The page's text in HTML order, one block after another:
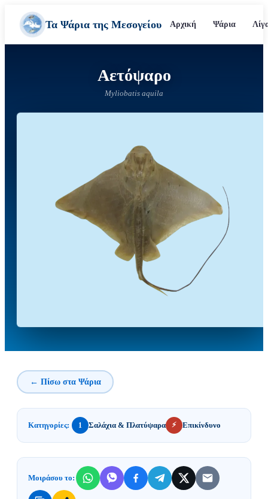
Τα Ψάρια της Μεσογείου Αρχική Ψάρια
Αετόψαρο
Myliobatis aquila
← Πίσω στα Ψάρια
Κατηγορίες: 1 Σαλάχια & Πλατύψαρα ⚡ Επικίνδυνο
Μοιράσου το: